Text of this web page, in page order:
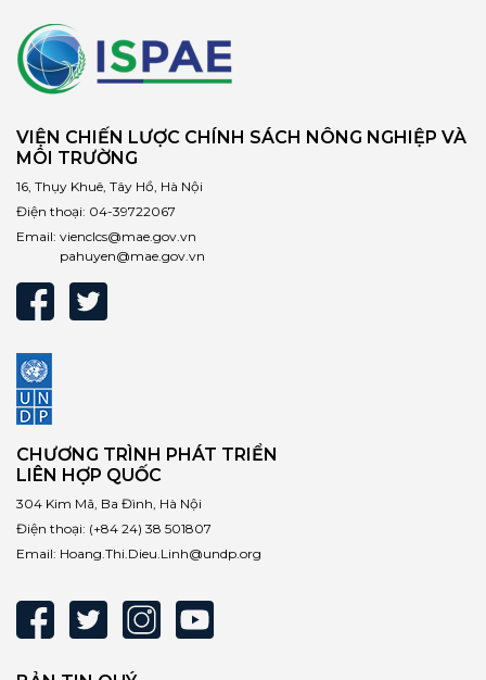
VIỆN CHIẾN LƯỢC CHÍNH SÁCH NÔNG NGHIỆP VÀ
MÔI TRƯỜNG
16, Thụy Khuê, Tây Hồ, Hà Nội
Điện thoại: 04-39722067
Email: vienclcs@mae.gov.vn
pahuyen@mae.gov.vn
CHƯƠNG TRÌNH PHÁT TRIỂN
LIÊN HỢP QUỐC
304 Kim Mã, Ba Đình, Hà Nội
Điện thoại: (+84 24) 38 501807
Email: Hoang.Thi.Dieu.Linh@undp.org